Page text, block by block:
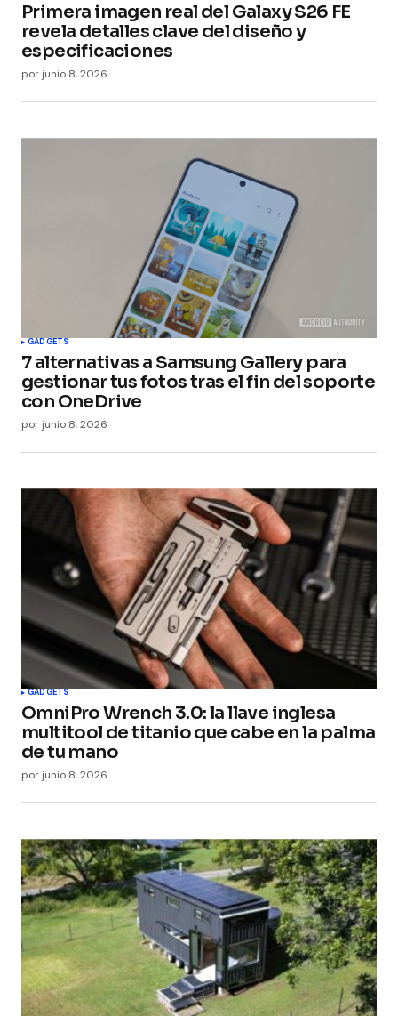
Primera imagen real del Galaxy S26 FE
revela detalles clave del diseño y
especificaciones
por junio 8, 2026
GADGETS
7 alternativas a Samsung Gallery para
gestionar tus fotos tras el fin del soporte
con OneDrive
por junio 8, 2026
GADGETS
OmniPro Wrench 3.0: la llave inglesa
multitool de titanio que cabe en la palma
de tu mano
por junio 8, 2026